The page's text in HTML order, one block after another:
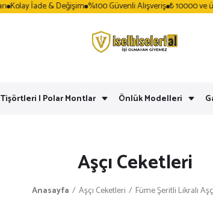
& Değişim %100 Güvenli Alışveriş ₺ 10000 ve üzeri
| Polar Montlar Önlük Modelleri
Aşçı Ceketleri
Anasayfa Aşçı Ceketleri Füme Şeritli Likralı